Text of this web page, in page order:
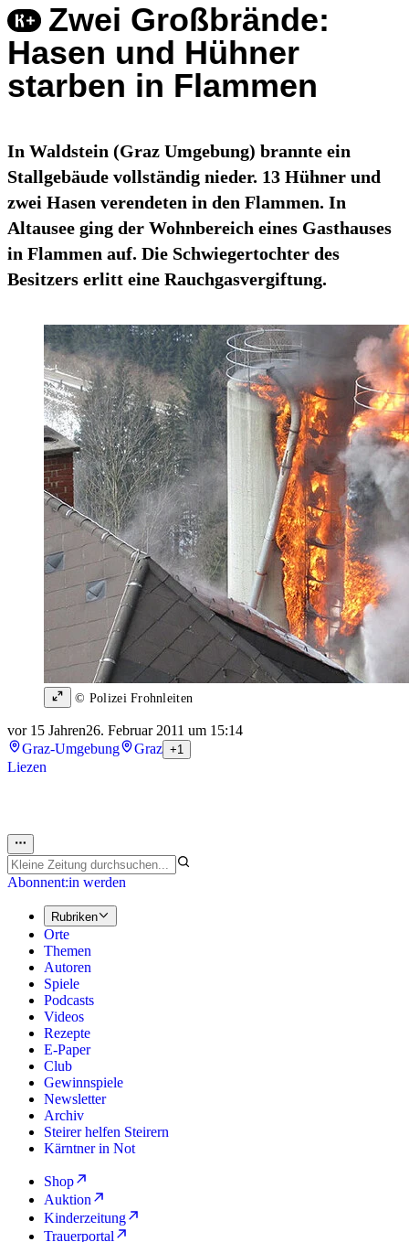
Zwei Großbrände:
Hasen und Hühner
starben in Flammen
In Waldstein (Graz Umgebung) brannte ein
Stallgebäude vollständig nieder. 13 Hühner und
zwei Hasen verendeten in den Flammen. In
Altausee ging der Wohnbereich eines Gasthauses
in Flammen auf. Die Schwiegertochter des
Besitzers erlitt eine Rauchgasvergiftung.
© Polizei Frohnleiten
vor 15 Jahren26. Februar 2011 um 15:14
Graz-Umgebung
Graz +1
Liezen
Abonnent:in werden
Rubriken
Orte
Themen
Autoren
Spiele
Podcasts
Videos
Rezepte
E-Paper
Club
Gewinnspiele
Newsletter
Archiv
Steirer helfen Steirern
Kärntner in Not
Shop
Auktion
Kinderzeitung
Trauerportal